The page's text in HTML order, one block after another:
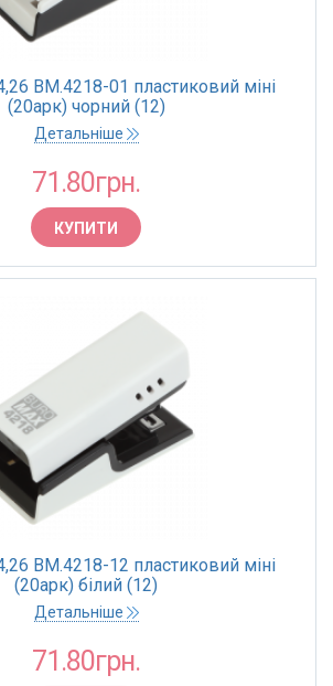
BM.4218-01 пластиковий міні
(20арк) чорний (12)
Детальніше
71.80грн.
КУПИТИ
BM.4218-12 пластиковий міні
(20арк) білий (12)
Детальніше
71.80грн.